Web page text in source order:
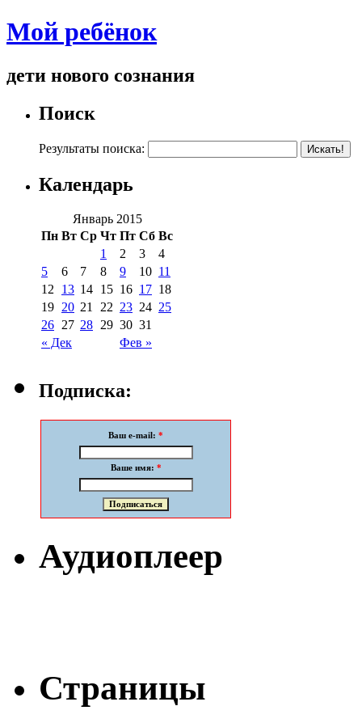
Мой ребёнок
дети нового сознания
Поиск
Результаты поиска:
Календарь
Январь 2015
Пн Вт Ср Чт Пт Сб Вс
« Дек Фев »
1 2 3
4
5
6 7 8 9 10 11
12
13 14 15 16 17 18
19 20 21 22 23 24 25
26 27 28 29 30 31
Подписка:
Ваш e-mail: *
Ваше имя: *
Аудиоплеер
Страницы